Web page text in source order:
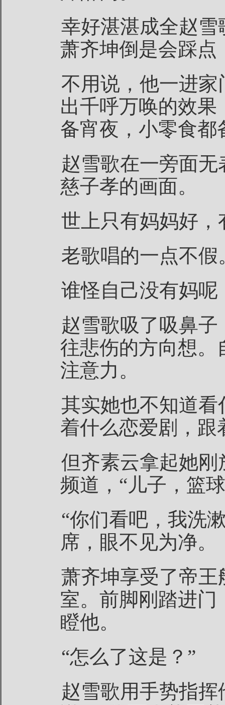
幸好湛湛成全赵
萧齐坤倒是会踩点
不用说，他一进
出千呼万唤的效
备宵夜，小零食都
赵雪歌在一旁面
慈子孝的画面。
世上只有妈妈好
老歌唱的一点不假
谁怪自己没有妈
赵雪歌吸了吸鼻
往悲伤的方向想。
注意力。
其实她也不知道
着什么恋爱剧，跟
但齐素云拿起她
频道，“儿子，篮
“你们看吧，我洗
席，眼不见为净。
萧齐坤享受了帝
室。前脚刚踏进门
瞪他。
“怎么了这是？”
赵雪歌用手势指